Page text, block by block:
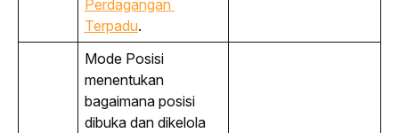
Perdagangan
Terpadu.
Mode Posisi
menentukan
bagaimana posisi
dibuka dan dikelola